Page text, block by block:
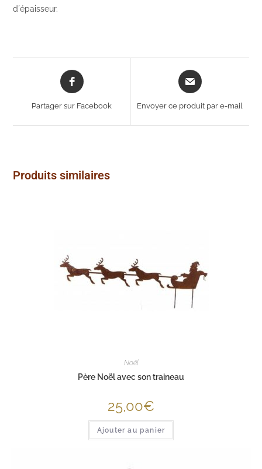
d´épaisseur.
Opens
in
Partager sur Facebook
Opens
in
new
Envoyer ce produit par e-mail
Produits similaires
Noël
Père Noël avec son traineau
25,00€
Ajouter au panier